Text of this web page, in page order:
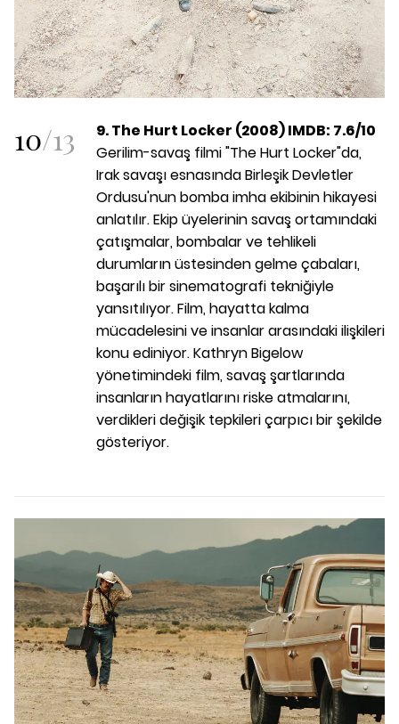
10/13
9. The Hurt Locker (2008) IMDB: 7.6/10
Gerilim-savaş filmi "The Hurt Locker"da,
Irak savaşı esnasında Birleşik Devletler
Ordusu'nun bomba imha ekibinin hikayesi
anlatılır. Ekip üyelerinin savaş ortamındaki
çatışmalar, bombalar ve tehlikeli
durumların üstesinden gelme çabaları,
başarılı bir sinematografi tekniğiyle
yansıtılıyor. Film, hayatta kalma
mücadelesini ve insanlar arasındaki ilişkileri
konu ediniyor. Kathryn Bigelow
yönetimindeki film, savaş şartlarında
insanların hayatlarını riske atmalarını,
verdikleri değişik tepkileri çarpıcı bir şekilde
gösteriyor.